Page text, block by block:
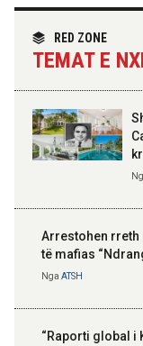
RED ZONE
TEMAT E
Arrestohen rreth
të mafias
Nga ATSH
“Raporti global i